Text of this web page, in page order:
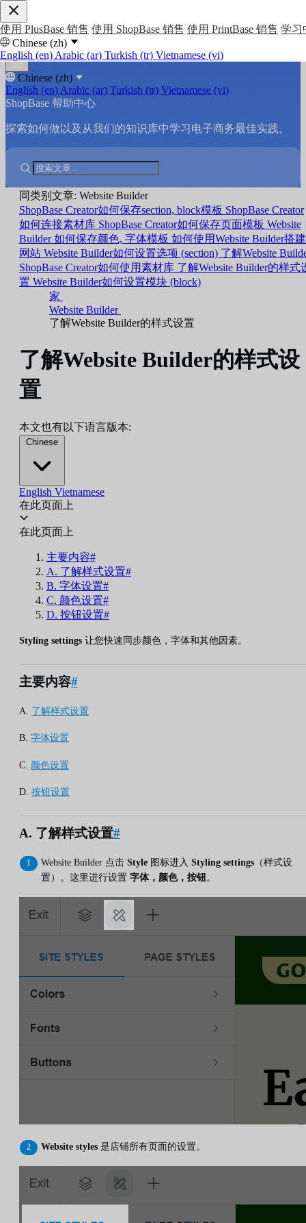
使用 PlusBase 销售 使用 ShopBase 销售 使用 PrintBase 销售 学习
Chinese (zh)
English (en) Arabic (ar) Turkish (tr) Vietnamese (vi)
Chinese (zh)
English (en) Arabic (ar) Turkish (tr) Vietnamese (vi)
ShopBase 帮助中心
探索如何做以及从我们的知识库中学习电子商务最佳实践。
同类别文章: Website Builder
ShopBase Creator如何保存section, block模板 ShopBase Creator
如何连接素材库 ShopBase Creator如何保存页面模板 Website
Builder 如何保存颜色, 字体模板 如何使用Website Builder搭建
网站 Website Builder如何设置选项 (section) 了解Website
ShopBase Creator如何使用素材库 了解Website Builder的样式
置 Website Builder如何设置模块 (block)
家
Website Builder
了解Website Builder的样式设置
了解Website Builder的样式设
置
本文也有以下语言版本:
Chinese
English Vietnamese
在此页面上
在此页面上
主要内容#
A. 了解样式设置#
B. 字体设置#
C. 颜色设置#
D. 按钮设置#
Styling settings 让您快速同步颜色，字体和其他因素。
主要内容#
A. 了解样式设置
B. 字体设置
C. 颜色设置
D. 按钮设置
A. 了解样式设置#
Website Builder 点击 Style 图标进入 Styling settings （样式设
置）。这里进行设置 字体，颜色，按钮 。
Website styles 是店铺所有页面的设置。